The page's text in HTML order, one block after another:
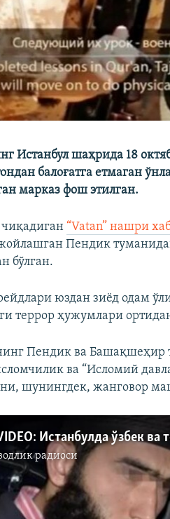
Истанбул шаҳрида 18
балоғатга етмаган
марказ фош этилган.
“Vatan” нашри
Пендик
бўлган.
юздан зиёд одам
террор ҳужумлари
Пендик ва Башақшеҳир
ва “Исломий
шунингдек, жанговор
радиоси